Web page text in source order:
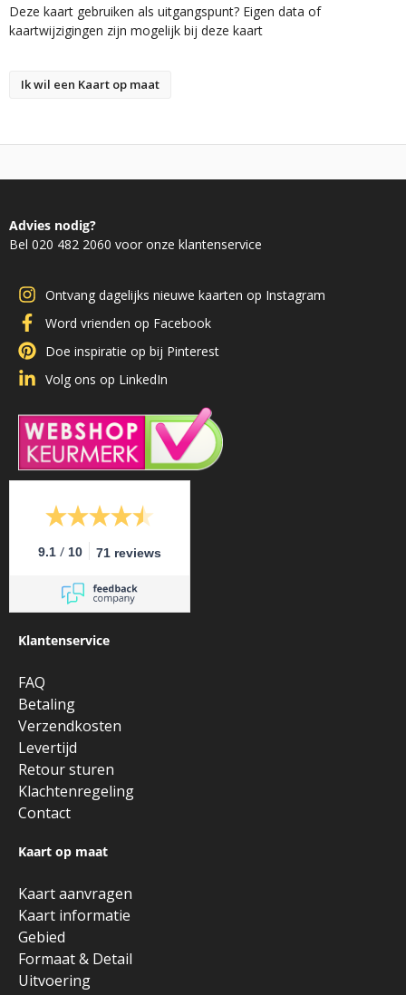
Deze kaart gebruiken als uitgangspunt? Eigen data of
kaartwijzigingen zijn mogelijk bij deze kaart
Ik wil een Kaart op maat
Advies nodig?
Bel 020 482 2060 voor onze klantenservice
Ontvang dagelijks nieuwe kaarten op Instagram
Word vrienden op Facebook
Doe inspiratie op bij Pinterest
Volg ons op LinkedIn
9.1 / 10 71 reviews
Klantenservice
FAQ
Betaling
Verzendkosten
Levertijd
Retour sturen
Klachtenregeling
Contact
Kaart op maat
Kaart aanvragen
Kaart informatie
Gebied
Formaat & Detail
Uitvoering